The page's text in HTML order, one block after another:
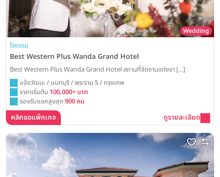
Wedding
โรงแรม
Best Western Plus Wanda Grand Hotel
Best Western Plus Wanda Grand Hotel สถานที่จัดงานแต่งงา […]
แจ้งวัฒนะ / นนทบุรี / พระราม 5 / กรุงเทพ
ราคาเริ่มต้น 100,000+ บาท
รองรับแขกสูงสุด 900 คน
คลิกขอแพ็กเกจ ดูรายละเอียด